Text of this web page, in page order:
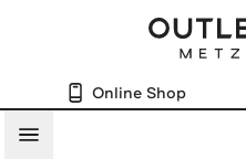
Online Shop
Menü